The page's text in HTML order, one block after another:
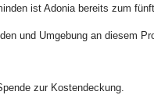
ist Adonia bereits zum
und Umgebung an diesem
zur Kostendeckung.